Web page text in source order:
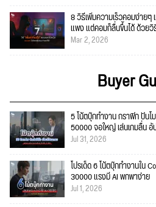
8 วิธีเพิ่มความเร็วคอมง่าย
แพง แต่คอมก็ลื่นขึ้นได้ ด้วย
Mar 2, 2026
Buyer
5 โน้ตบุ๊กทำงาน กราฟิก ปั้นโ
50000 จอใหญ่ เล่นเกมลื่น
Jul 31, 2026
โปรเด็ด 6 โน้ตบุ๊กทำงานใน
30000 แรงมี AI พกพาง่าย
Jul 1, 2026